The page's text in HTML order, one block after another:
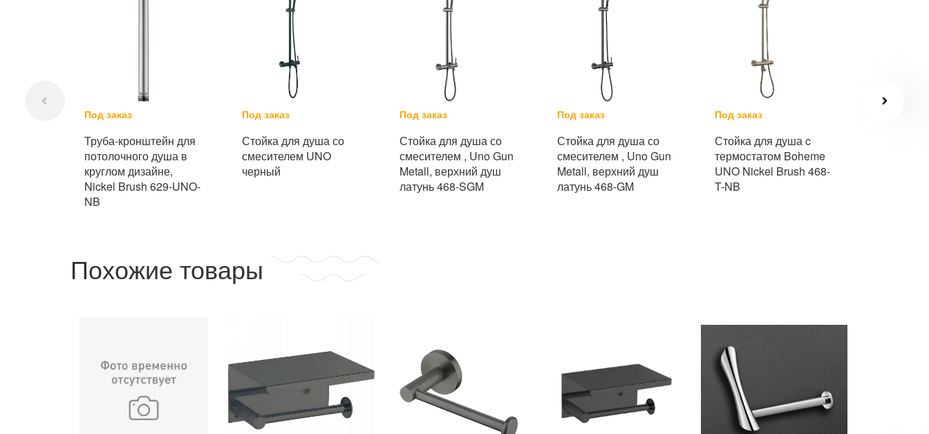
Под заказ
Труба-кронштейн для
потолочного душа в
круглом дизайне,
Nickel Brush 629-UNO-
NB
Под заказ
Стойка для душа со
смесителем UNO
черный
Под заказ
Стойка для душа со
смесителем , Uno Gun
Metall, верхний душ
латунь 468-SGM
Под заказ
Стойка для душа со
смесителем , Uno Gun
Metall, верхний душ
латунь 468-GM
Под заказ
Стойка для душа c
термостатом Boheme
UNO Nickel Brush 468-
T-NB
Похожие товары